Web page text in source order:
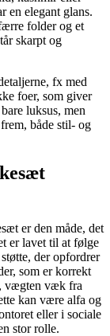
en elegant glans.
folder og et
skarpt og
fx med
foer, som giver
luksus, men
både stil- og
er den måde, det
er lavet til at følge
der opfordrer
som er korrekt
vægten væk fra
kan være alfa og
eller i sociale
stor rolle.